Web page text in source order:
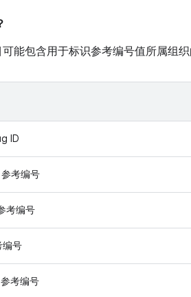
能包含用于标识参考编号值所属组
ID
考编号
考编号
编号
考编号